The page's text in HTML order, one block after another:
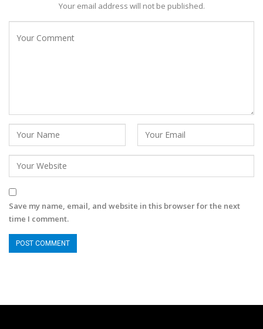
Your email address will not be published.
Save my name, email, and website in this browser for the next
time I comment.